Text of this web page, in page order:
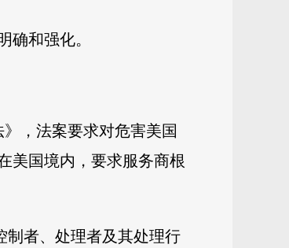
确和强化。
，法案要求对危害美国
美国境内，要求服务商根
制者、处理者及其处理行